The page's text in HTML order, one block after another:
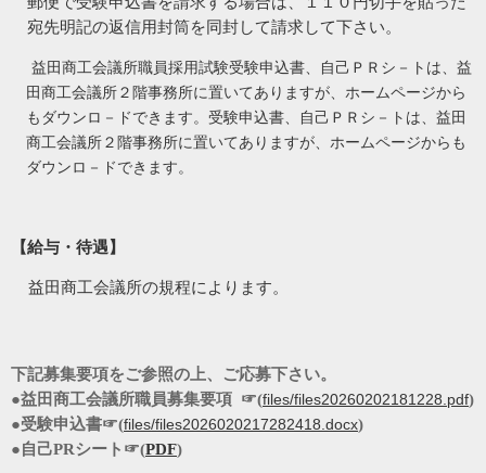
宛先明記の返信用封筒を同封して請求して下さい。
益田商工会議所職員採用試験受験申込書、自己ＰＲシ－トは、益
田商工会議所２階事務所に置いてありますが、ホームページから
もダウンロ－ドできます。受験申込書、自己ＰＲシ－トは、益田
商工会議所２階事務所に置いてありますが、ホームページからも
ダウンロ－ドできます。
【給与・待遇】
益田商工会議所の規程によります。
下記募集要項をご参照の上、ご応募下さい。
●益田商工会議所職員募集要項 ☞(files/files20260202181228.pdf)
●受験申込書☞(files/files2026020217282418.docx)
●自己PRシート☞(PDF)